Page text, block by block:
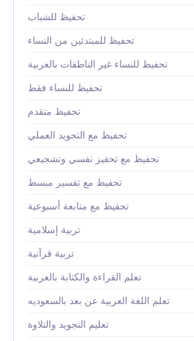
تحفيظ للشباب
تحفيظ للمبتدئين من النساء
تحفيظ للنساء غير الناطقات بالعربية
تحفيظ للنساء فقط
تحفيظ متقدم
تحفيظ مع التجويد العملي
تحفيظ مع تحفيز نفسي وتشجيعي
تحفيظ مع تفسير مبسط
تحفيظ مع متابعة أسبوعية
تربية إسلامية
تربية قرآنية
تعلم القراءة والكتابة بالعربية
تعلم اللغة العربية عن بعد بالسعوديه
تعليم التجويد والتلاوة